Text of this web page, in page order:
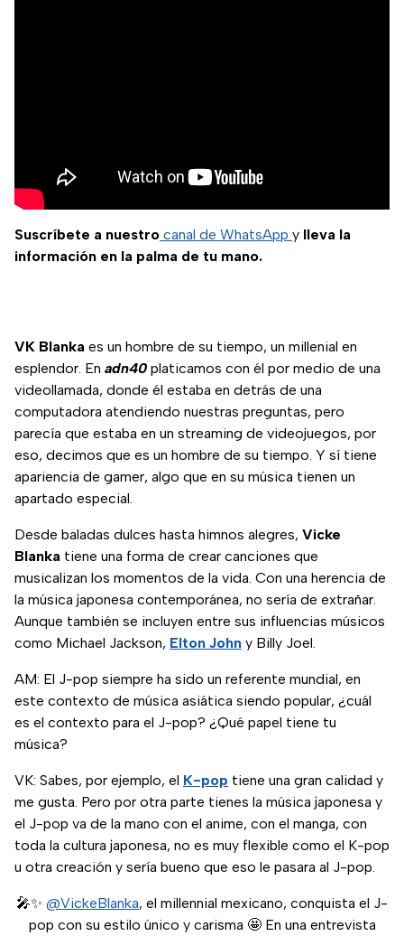
Suscríbete a nuestro canal de WhatsApp y lleva la
información en la palma de tu mano.
VK Blanka es un hombre de su tiempo, un millenial en
esplendor. En adn40 platicamos con él por medio de una
videollamada, donde él estaba en detrás de una
computadora atendiendo nuestras preguntas, pero
parecía que estaba en un streaming de videojuegos, por
eso, decimos que es un hombre de su tiempo. Y sí tiene
apariencia de gamer, algo que en su música tienen un
apartado especial.
Desde baladas dulces hasta himnos alegres, Vicke
Blanka tiene una forma de crear canciones que
musicalizan los momentos de la vida. Con una herencia de
la música japonesa contemporánea, no sería de extrañar.
Aunque también se incluyen entre sus influencias músicos
como Michael Jackson, Elton John y Billy Joel.
AM: El J-pop siempre ha sido un referente mundial, en
este contexto de música asiática siendo popular, ¿cuál
es el contexto para el J-pop? ¿Qué papel tiene tu
música?
VK: Sabes, por ejemplo, el K-pop tiene una gran calidad y
me gusta. Pero por otra parte tienes la música japonesa y
el J-pop va de la mano con el anime, con el manga, con
toda la cultura japonesa, no es muy flexible como el K-pop
u otra creación y sería bueno que eso le pasara al J-pop.
🎤✨ @VickeBlanka, el millennial mexicano, conquista el J-
pop con su estilo único y carisma 🤩 En una entrevista